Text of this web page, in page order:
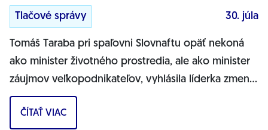
Tlačové správy 30. júla
Tomáš Taraba pri spaľovni Slovnaftu opäť nekoná
ako minister životného prostredia, ale ako minister
záujmov veľkopodnikateľov, vyhlásila líderka zmeny
a podpredsedníčka Výboru NR SR...
ČÍTAŤ VIAC